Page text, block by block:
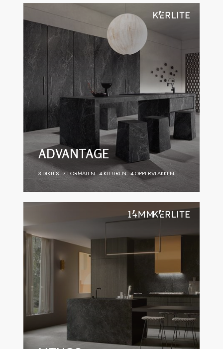
ADVANTAGE
3 DIKTES 7 FORMATEN 4 KLEUREN 4 OPPERVLAKKEN